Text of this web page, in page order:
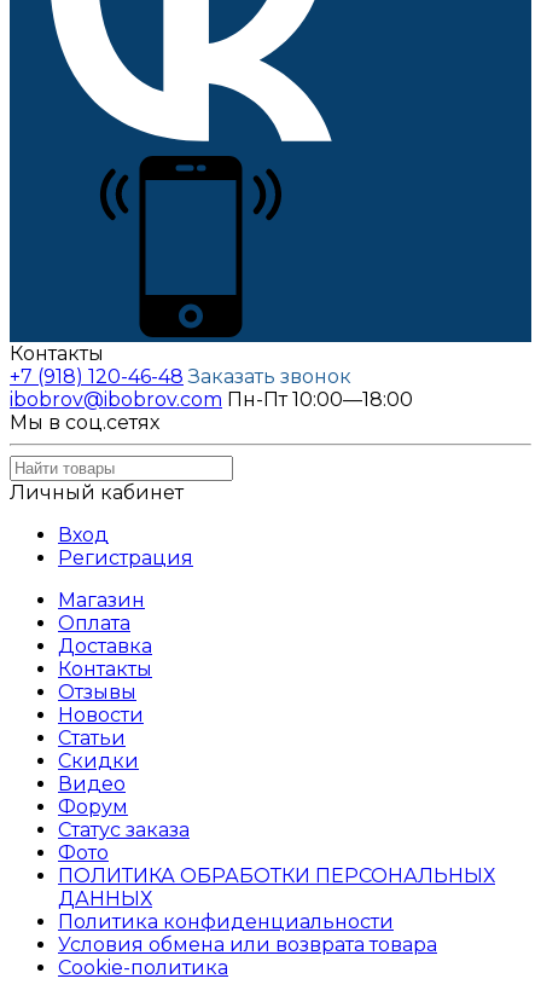
Контакты
+7 (918) 120-46-48 Заказать звонок
ibobrov@ibobrov.com Пн-Пт 10:00—18:00
Мы в соц.сетях
Личный кабинет
Вход
Регистрация
Магазин
Оплата
Доставка
Контакты
Отзывы
Новости
Статьи
Скидки
Видео
Форум
Статус заказа
Фото
ПОЛИТИКА ОБРАБОТКИ ПЕРСОНАЛЬНЫХ
ДАННЫХ​
Политика конфиденциальности
Условия обмена или возврата товара
Cookie-политика